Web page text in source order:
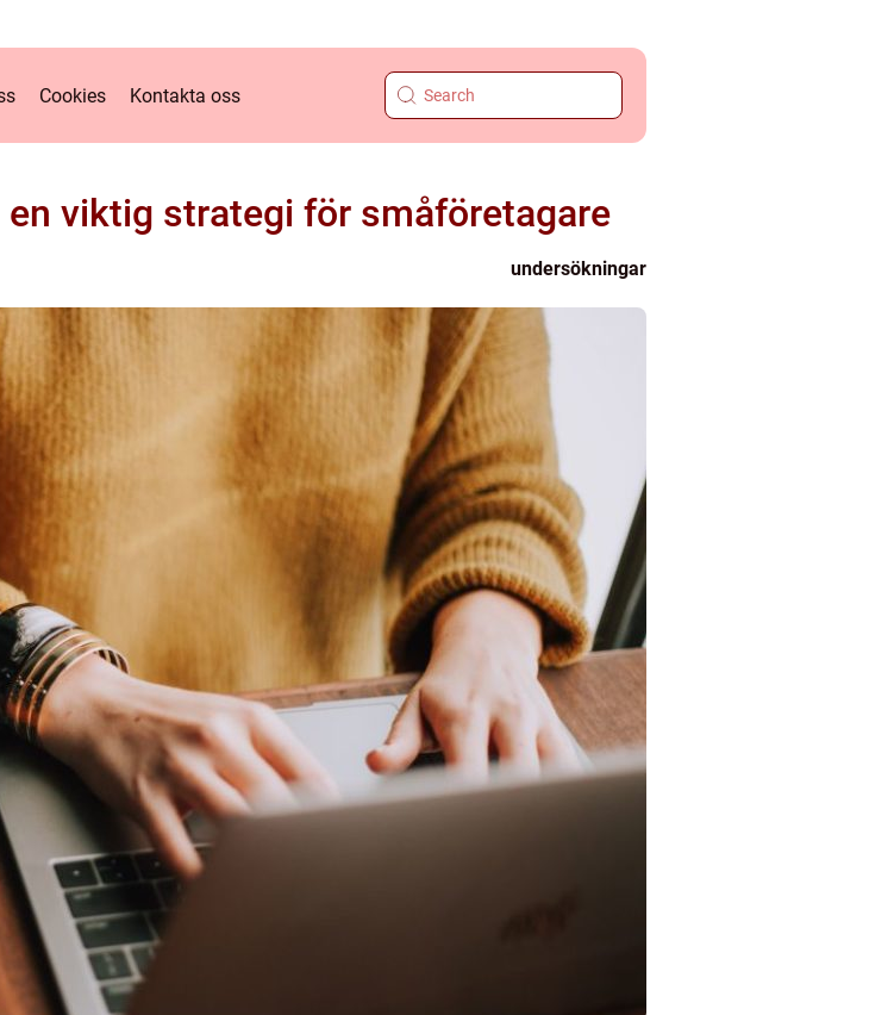
Cookies Kontakta oss
viktig strategi för småföretagare
undersökningar